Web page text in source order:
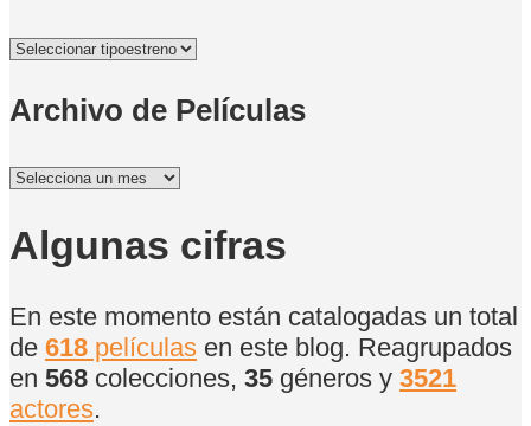
Archivo de Películas
Archivo
Películas
Algunas cifras
En este momento están catalogadas un total
de 618 películas en este blog. Reagrupados
en 568 colecciones, 35 géneros y 3521
actores.